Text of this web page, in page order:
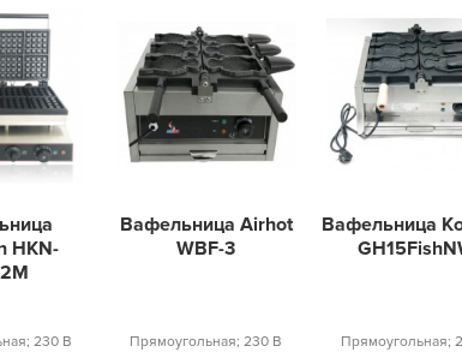
HKN-
230 В
Вафельница Airhot
WBF-3
Прямоугольная; 230 В
Вафельница
Прямоугольная;